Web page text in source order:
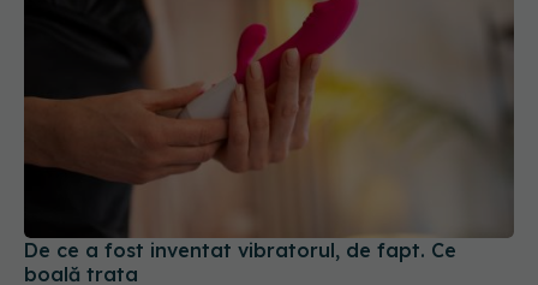
De ce a fost inventat vibratorul, de fapt. Ce
boală trata